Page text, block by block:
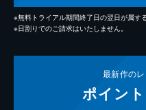
※無料トライアル期間終了日の翌日が属す
※日割りでのご請求はいたしません。
最新作の
ポイント